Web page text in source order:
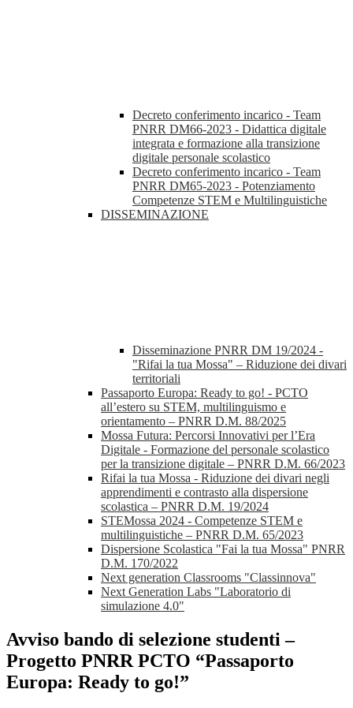
Decreto conferimento incarico - Team
PNRR DM66-2023 - Didattica digitale
integrata e formazione alla transizione
digitale personale scolastico
Decreto conferimento incarico - Team
PNRR DM65-2023 - Potenziamento
Competenze STEM e Multilinguistiche
DISSEMINAZIONE
Disseminazione PNRR DM 19/2024 -
"Rifai la tua Mossa" – Riduzione dei divari
territoriali
Passaporto Europa: Ready to go! - PCTO
all’estero su STEM, multilinguismo e
orientamento – PNRR D.M. 88/2025
Mossa Futura: Percorsi Innovativi per l’Era
Digitale - Formazione del personale scolastico
per la transizione digitale – PNRR D.M. 66/2023
Rifai la tua Mossa - Riduzione dei divari negli
apprendimenti e contrasto alla dispersione
scolastica – PNRR D.M. 19/2024
STEMossa 2024 - Competenze STEM e
multilinguistiche – PNRR D.M. 65/2023
Dispersione Scolastica "Fai la tua Mossa" PNRR
D.M. 170/2022
Next generation Classrooms "Classinnova"
Next Generation Labs "Laboratorio di
simulazione 4.0"
Avviso bando di selezione studenti –
Progetto PNRR PCTO “Passaporto
Europa: Ready to go!”